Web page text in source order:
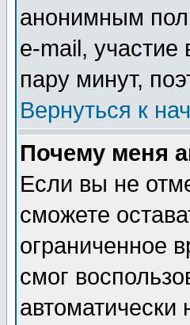
анонимным
e-mail, участие
пару минут,
Вернуться к
Почему меня
Если вы не
сможете
ограниченное
смог